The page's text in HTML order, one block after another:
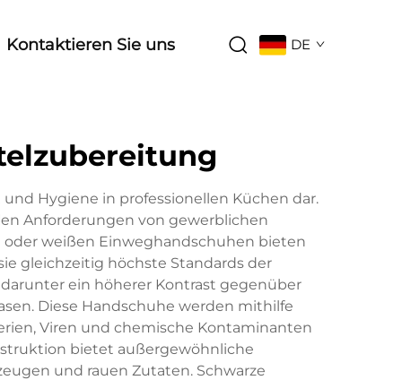
Kontaktieren Sie uns DE
Hygiene in professionellen Küchen dar.
Anforderungen von gewerblichen
weißen Einweghandschuhen bieten
gleichzeitig höchste Standards der
ein höherer Kontrast gegenüber
Diese Handschuhe werden mithilfe
Viren und chemische Kontaminanten
bietet außergewöhnliche
und rauen Zutaten. Schwarze